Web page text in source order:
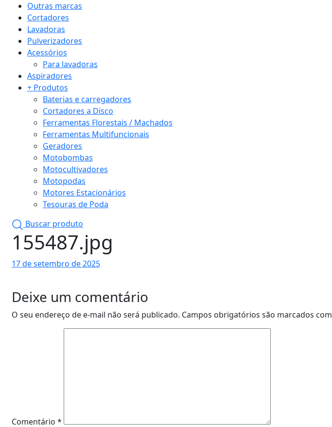
Outras marcas
Cortadores
Lavadoras
Pulverizadores
Acessórios
Para lavadoras
Aspiradores
+ Produtos
Baterias e carregadores
Cortadores a Disco
Ferramentas Florestais / Machados
Ferramentas Multifuncionais
Geradores
Motobombas
Motocultivadores
Motopodas
Motores Estacionários
Tesouras de Poda
Buscar produto
155487.jpg
17 de setembro de 2025
Deixe um comentário
O seu endereço de e-mail não será publicado. Campos obrigatórios são marcados com
Comentário *